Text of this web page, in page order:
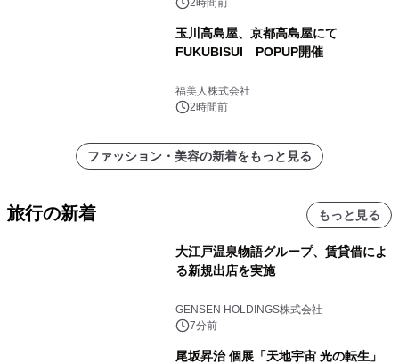
イストセラム』
2時間前
玉川高島屋、京都高島屋にて
FUKUBISUI POPUP開催
福美人株式会社
2時間前
ファッション・美容の新着をもっと見る
旅行の新着 もっと見る
大江戸温泉物語グループ、賃貸借によ
る新規出店を実施
GENSEN HOLDINGS株式会社
7分前
尾坂昇治 個展「天地宇宙 光の転生」